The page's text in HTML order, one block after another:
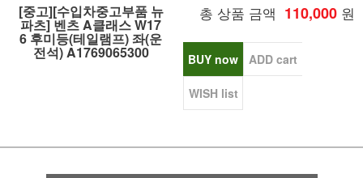
[중고][수입차중고부품 뉴
파츠] 벤츠 A클래스 W17
6 후미등(테일램프) 좌(운
전석) A1769065300
총 상품 금액 110,000 원
BUY now ADD cart
WISH list